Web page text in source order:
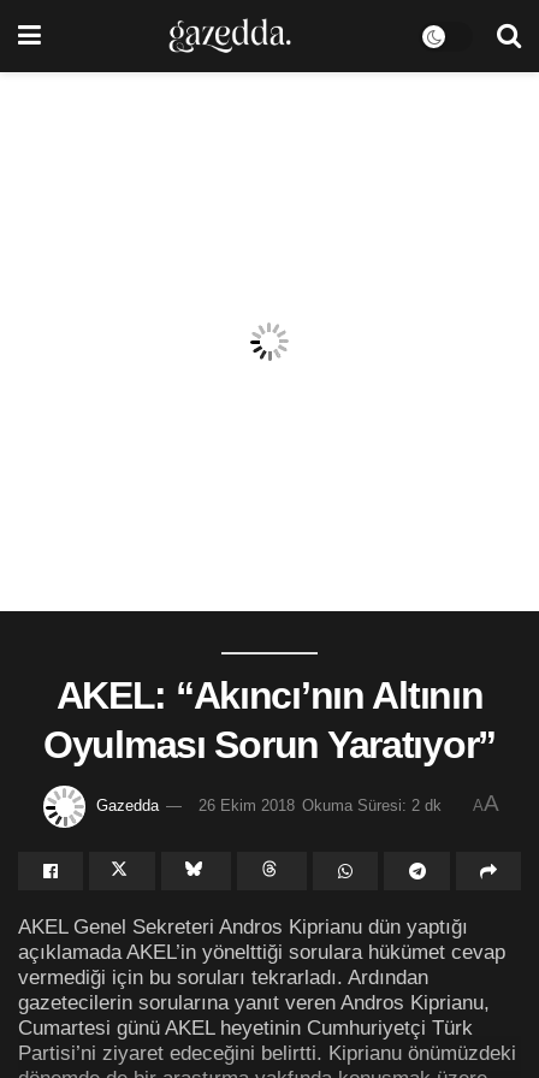
AKEL: “Akıncı’nın Altının
Oyulması Sorun Yaratıyor”
Gazedda 26 Ekim 2018 Okuma Süresi: 2 dk AA
AKEL Genel Sekreteri Andros Kiprianu dün yaptığı
açıklamada AKEL’in yönelttiği sorulara hükümet cevap
vermediği için bu soruları tekrarladı. Ardından
gazetecilerin sorularına yanıt veren Andros Kiprianu,
Cumartesi günü AKEL heyetinin Cumhuriyetçi Türk
Partisi’ni ziyaret edeceğini belirtti. Kiprianu önümüzdeki